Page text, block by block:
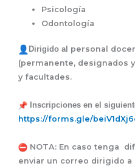
Psicología
Odontología
Dirigido al personal
(permanente, designados
y facultades.
Inscripciones en el
https://forms.gle/
NOTA: En caso tenga
enviar un correo dirigido